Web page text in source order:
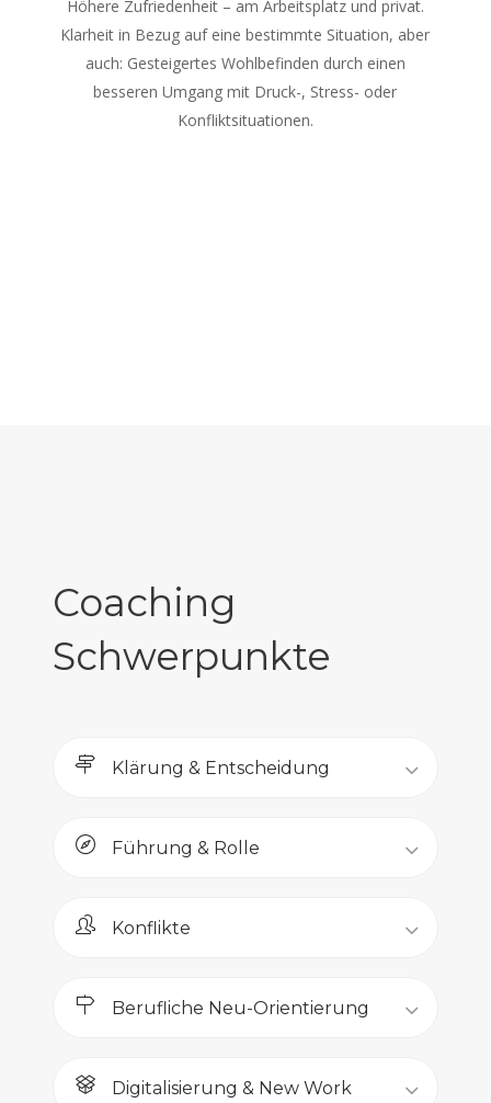
Höhere Zufriedenheit – am Arbeitsplatz und privat.
Klarheit in Bezug auf eine bestimmte Situation, aber
auch: Gesteigertes Wohlbefinden durch einen
besseren Umgang mit Druck-, Stress- oder
Konfliktsituationen.
Coaching
Schwerpunkte
Klärung & Entscheidung
Führung & Rolle
Konflikte
Berufliche Neu-Orientierung
Digitalisierung & New Work